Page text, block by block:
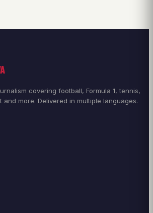
covering football, Formula 1, tennis,
and more. Delivered in multiple languages.